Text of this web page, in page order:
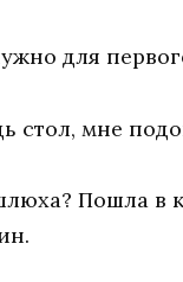
для
стол, мне
Пошла в